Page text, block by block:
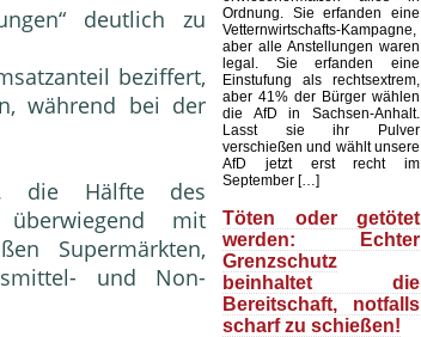
deutlich zu
beziffert,
während bei der
die Hälfte des
mit
Supermärkten,
und Non-
Ordnung. Sie erfanden eine
Vetternwirtschafts-Kampagne,
aber alle Anstellungen waren
legal. Sie erfanden eine
Einstufung als rechtsextrem,
aber 41% der Bürger wählen
die AfD in Sachsen-Anhalt.
Lasst sie ihr Pulver
verschießen und wählt unsere
AfD jetzt erst recht im
September […]
Töten oder getötet
werden: Echter
Grenzschutz
beinhaltet die
Bereitschaft, notfalls
scharf zu schießen!